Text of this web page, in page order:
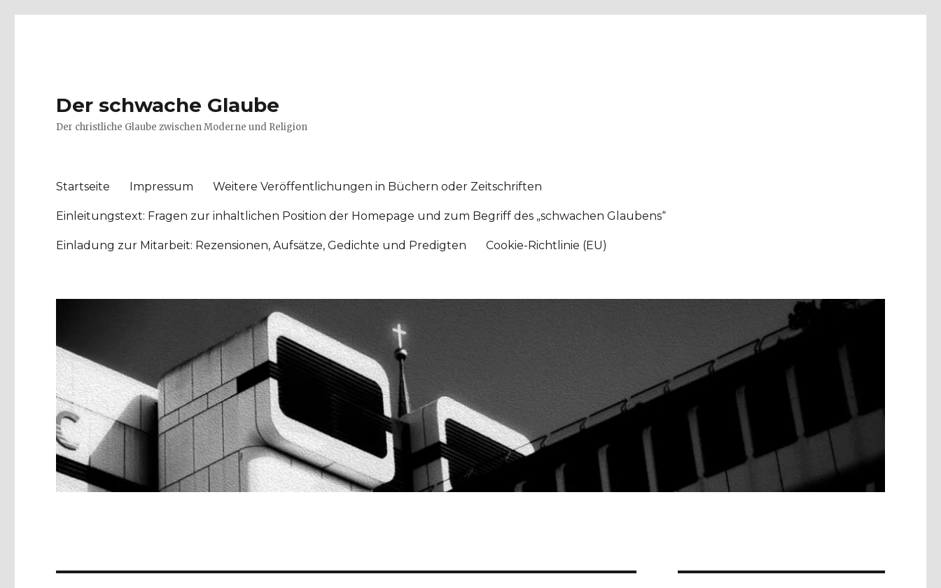
Der schwache Glaube
Der christliche Glaube zwischen Moderne und Religion
Startseite Impressum Weitere Veröffentlichungen in Büchern oder Zeitschriften
Einleitungstext: Fragen zur inhaltlichen Position der Homepage und zum Begriff des „schwachen Glaubens“
Einladung zur Mitarbeit: Rezensionen, Aufsätze, Gedichte und Predigten Cookie-Richtlinie (EU)